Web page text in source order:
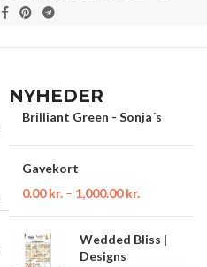
NYHEDER
Brilliant Green - Sonja´s
Gavekort
0.00kr. – 1,000.00kr.
Wedded Bliss |
Designs